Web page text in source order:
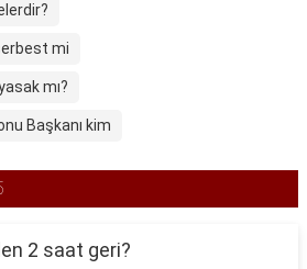
mi
mı?
Başkanı kim